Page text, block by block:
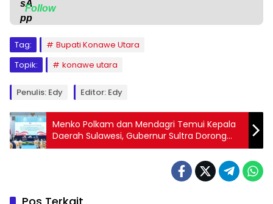
Follow
Tag:
Bupati Konawe Utara
Topik:
konawe utara
Penulis: Edy Editor: Edy
Menko Polkam dan Mendagri Temui Kepala
Daerah Sulawesi, Gubernur Sultra Dorong
Pembangunan Inklusif